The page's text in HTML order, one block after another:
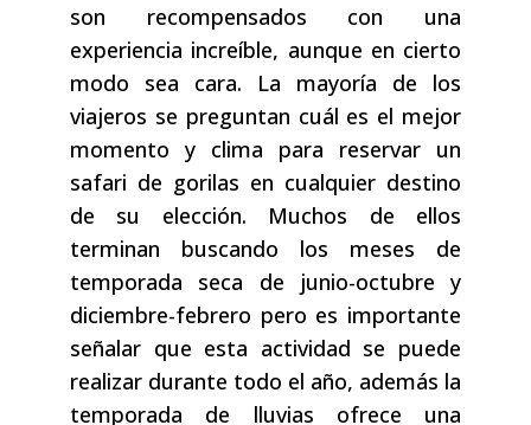
son recompensados ​​con una
experiencia increíble, aunque en cierto
modo sea cara. La mayoría de los
viajeros se preguntan cuál es el mejor
momento y clima para reservar un
safari de gorilas en cualquier destino
de su elección. Muchos de ellos
terminan buscando los meses de
temporada seca de junio-octubre y
diciembre-febrero pero es importante
señalar que esta actividad se puede
realizar durante todo el año, además la
temporada de lluvias ofrece una